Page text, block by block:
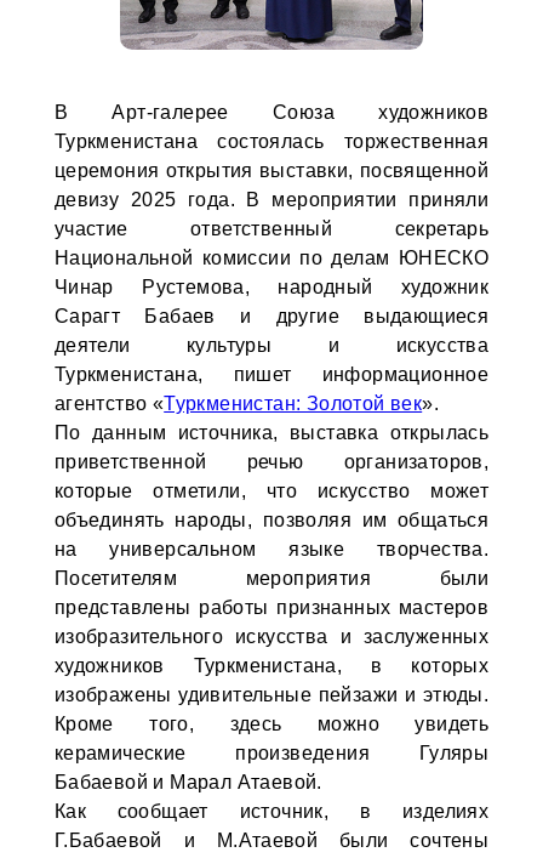
В Арт-галерее Союза художников
Туркменистана состоялась торжественная
церемония открытия выставки, посвященной
девизу 2025 года. В мероприятии приняли
участие ответственный секретарь
Национальной комиссии по делам ЮНЕСКО
Чинар Рустемова, народный художник
Сарагт Бабаев и другие выдающиеся
деятели культуры и искусства
Туркменистана, пишет информационное
агентство «Туркменистан: Золотой век».
По данным источника, выставка открылась
приветственной речью организаторов,
которые отметили, что искусство может
объединять народы, позволяя им общаться
на универсальном языке творчества.
Посетителям мероприятия были
представлены работы признанных мастеров
изобразительного искусства и заслуженных
художников Туркменистана, в которых
изображены удивительные пейзажи и этюды.
Кроме того, здесь можно увидеть
керамические произведения Гуляры
Бабаевой и Марал Атаевой.
Как сообщает источник, в изделиях
Г.Бабаевой и М.Атаевой были сочтены